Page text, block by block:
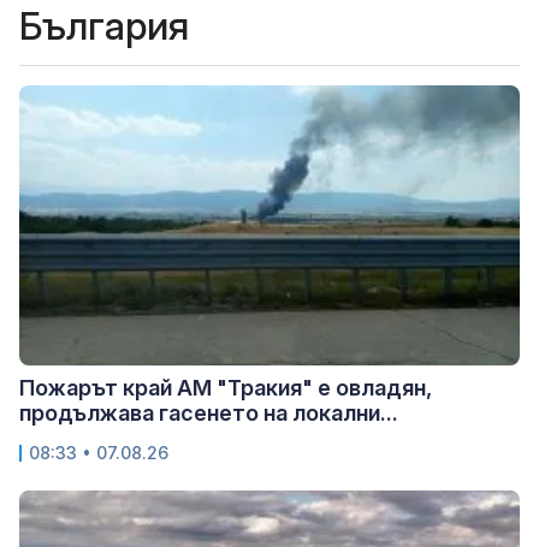
България
Пожарът край АМ "Тракия" е овладян,
продължава гасенето на локални...
08:33 • 07.08.26